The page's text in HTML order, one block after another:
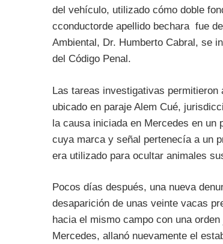
del vehículo, utilizado cómo doble
cconductorde apellido bechara fue
Ambiental, Dr. Humberto Cabral, se
del Código Penal.
Las tareas investigativas
ubicado en paraje Alem Cué,
la causa iniciada en Mercedes en un
cuya marca y señal pertenecía a un
era utilizado para ocultar animales
Pocos días después, una nueva
desaparición de unas veinte vacas
hacia el mismo campo con una
Mercedes, allanó nuevamente el